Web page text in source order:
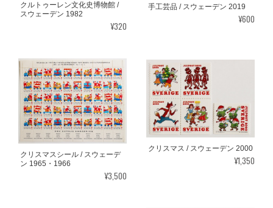
クルトゥーレン文化史博物館 /
スウェーデン 1982
¥320
手工芸品 / スウェーデン 2019
¥600
クリスマスシール / スウェーデ
ン 1965・1966
¥3,500
クリスマス / スウェーデン 2000
¥1,350